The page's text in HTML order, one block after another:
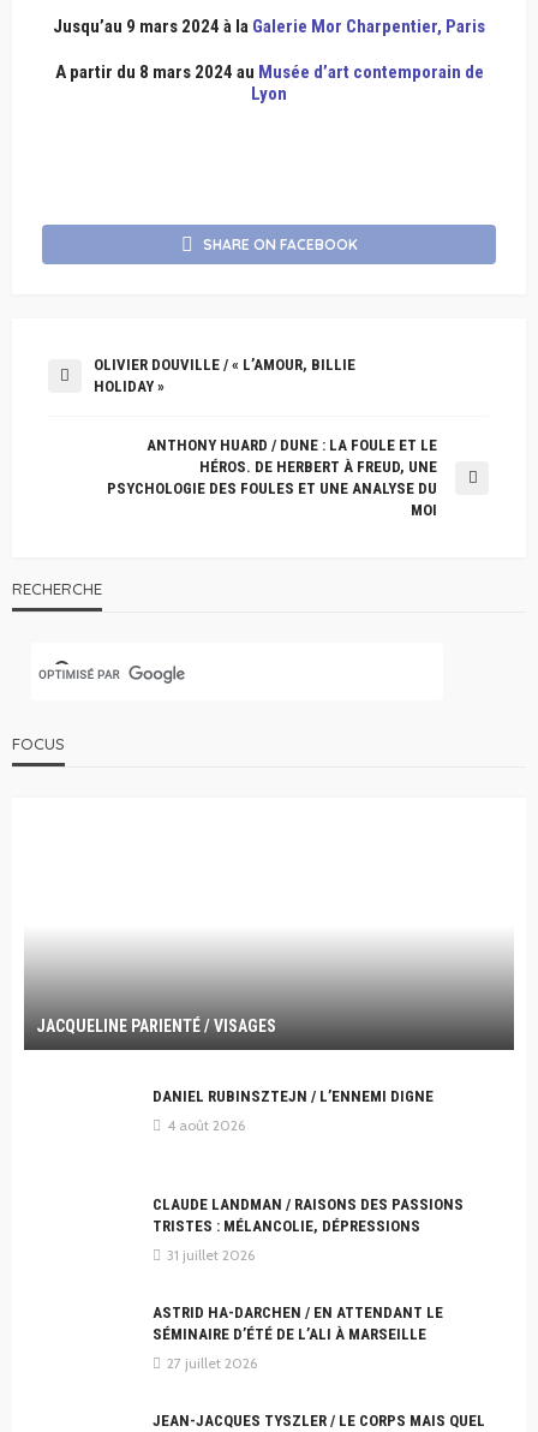
Jusqu’au 9 mars 2024 à la Galerie Mor Charpentier, Paris
A partir du 8 mars 2024 au Musée d’art contemporain de
Lyon
SHARE ON FACEBOOK
OLIVIER DOUVILLE / « L’AMOUR, BILLIE
HOLIDAY »
ANTHONY HUARD / DUNE : LA FOULE ET LE
HÉROS. DE HERBERT À FREUD, UNE
PSYCHOLOGIE DES FOULES ET UNE ANALYSE DU
MOI
RECHERCHE
FOCUS
JACQUELINE PARIENTÉ / VISAGES
DANIEL RUBINSZTEJN / L’ENNEMI DIGNE
4 août 2026
CLAUDE LANDMAN / RAISONS DES PASSIONS
TRISTES : MÉLANCOLIE, DÉPRESSIONS
31 juillet 2026
ASTRID HA-DARCHEN / EN ATTENDANT LE
SÉMINAIRE D’ÉTÉ DE L’ALI À MARSEILLE
27 juillet 2026
JEAN-JACQUES TYSZLER / LE CORPS MAIS QUEL